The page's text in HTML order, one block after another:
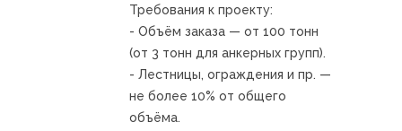
Требования к проекту:
- Объём заказа — от 100 тонн
(от 3 тонн для анкерных групп).
- Лестницы, ограждения и пр. —
не более 10% от общего
объёма.